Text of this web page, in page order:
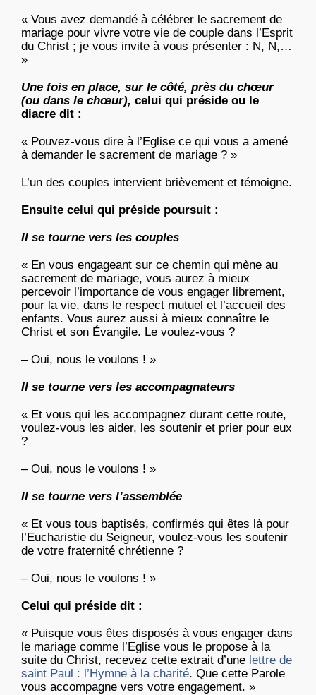
« Vous avez demandé à célébrer le sacrement de
mariage pour vivre votre vie de couple dans l’Esprit
du Christ ; je vous invite à vous présenter : N, N,…
»
Une fois en place, sur le côté, près du chœur
(ou dans le chœur), celui qui préside ou le
diacre dit :
« Pouvez-vous dire à l’Eglise ce qui vous a amené
à demander le sacrement de mariage ? »
L’un des couples intervient brièvement et témoigne.
Ensuite celui qui préside poursuit :
Il se tourne vers les couples
« En vous engageant sur ce chemin qui mène au
sacrement de mariage, vous aurez à mieux
percevoir l’importance de vous engager librement,
pour la vie, dans le respect mutuel et l’accueil des
enfants. Vous aurez aussi à mieux connaître le
Christ et son Évangile. Le voulez-vous ?
– Oui, nous le voulons ! »
Il se tourne vers les accompagnateurs
« Et vous qui les accompagnez durant cette route,
voulez-vous les aider, les soutenir et prier pour eux
?
– Oui, nous le voulons ! »
Il se tourne vers l’assemblée
« Et vous tous baptisés, confirmés qui êtes là pour
l’Eucharistie du Seigneur, voulez-vous les soutenir
de votre fraternité chrétienne ?
– Oui, nous le voulons ! »
Celui qui préside dit :
« Puisque vous êtes disposés à vous engager dans
le mariage comme l’Eglise vous le propose à la
suite du Christ, recevez cette extrait d’une lettre de
saint Paul : l’Hymne à la charité. Que cette Parole
vous accompagne vers votre engagement. »